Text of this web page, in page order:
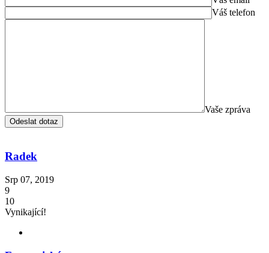
Váš telefon
Vaše zpráva
Radek
Srp 07, 2019
9
10
Vynikající!